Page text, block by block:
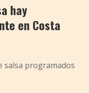
hay
en Costa
salsa programados